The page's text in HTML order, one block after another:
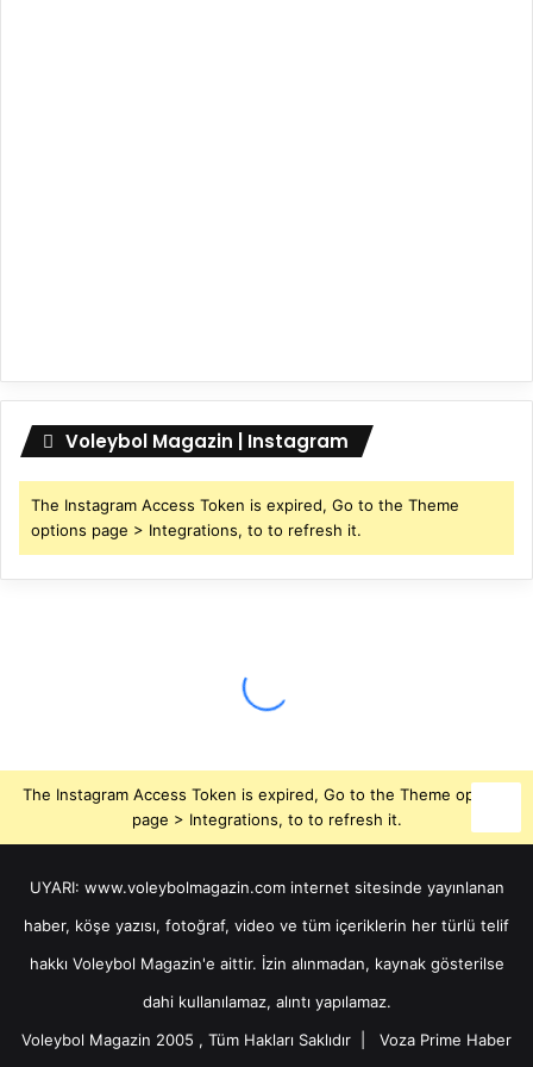
Voleybol Magazin | Instagram
The Instagram Access Token is expired, Go to the Theme
options page > Integrations, to to refresh it.
The Instagram Access Token is expired, Go to the Theme options
page > Integrations, to to refresh it.
UYARI: www.voleybolmagazin.com internet sitesinde yayınlanan
haber, köşe yazısı, fotoğraf, video ve tüm içeriklerin her türlü telif
hakkı Voleybol Magazin'e aittir. İzin alınmadan, kaynak gösterilse
dahi kullanılamaz, alıntı yapılamaz.
Voleybol Magazin 2005 , Tüm Hakları Saklıdır | Voza Prime Haber